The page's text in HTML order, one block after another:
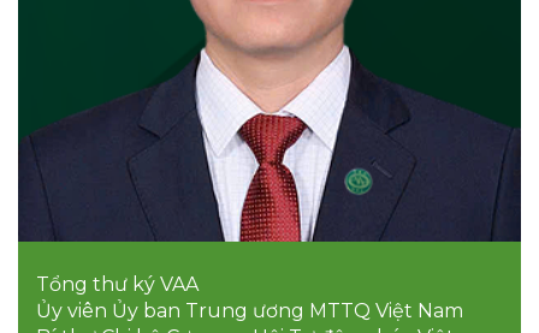
Tổng thư ký VAA
Ủy viên Ủy ban Trung ương MTTQ Việt Nam